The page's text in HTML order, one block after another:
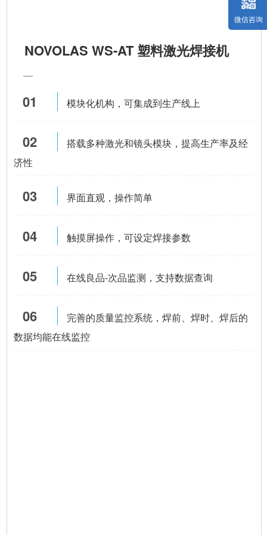
NOVOLAS WS-AT 塑料激光焊接机
—
01 模块化机构，可集成到生产线上
02
搭载多种激光和镜头模块，提高生产率及经
济性
03 界面直观，操作简单
04 触摸屏操作，可设定焊接参数
05 在线良品-次品监测，支持数据查询
06
完善的质量监控系统，焊前、焊时、焊后的
数据均能在线监控
微信咨询